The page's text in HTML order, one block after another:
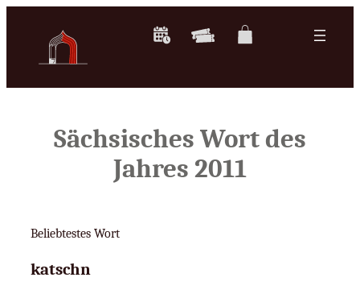
Sächsisches Wort des
Jahres 2011
Beliebtestes Wort
katschn